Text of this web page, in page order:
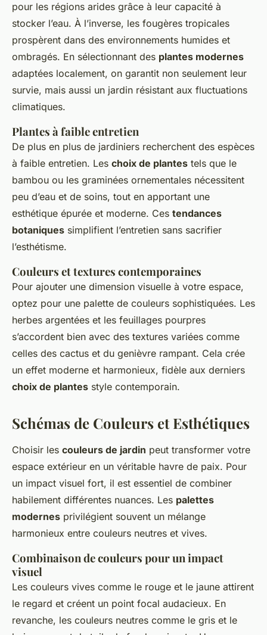
pour les régions arides grâce à leur capacité à
stocker l’eau. À l’inverse, les fougères tropicales
prospèrent dans des environnements humides et
ombragés. En sélectionnant des plantes modernes
adaptées localement, on garantit non seulement leur
survie, mais aussi un jardin résistant aux fluctuations
climatiques.
Plantes à faible entretien
De plus en plus de jardiniers recherchent des espèces
à faible entretien. Les choix de plantes tels que le
bambou ou les graminées ornementales nécessitent
peu d’eau et de soins, tout en apportant une
esthétique épurée et moderne. Ces tendances
botaniques simplifient l’entretien sans sacrifier
l’esthétisme.
Couleurs et textures contemporaines
Pour ajouter une dimension visuelle à votre espace,
optez pour une palette de couleurs sophistiquées. Les
herbes argentées et les feuillages pourpres
s’accordent bien avec des textures variées comme
celles des cactus et du genièvre rampant. Cela crée
un effet moderne et harmonieux, fidèle aux derniers
choix de plantes style contemporain.
Schémas de Couleurs et Esthétiques
Choisir les couleurs de jardin peut transformer votre
espace extérieur en un véritable havre de paix. Pour
un impact visuel fort, il est essentiel de combiner
habilement différentes nuances. Les palettes
modernes privilégient souvent un mélange
harmonieux entre couleurs neutres et vives.
Combinaison de couleurs pour un impact
visuel
Les couleurs vives comme le rouge et le jaune attirent
le regard et créent un point focal audacieux. En
revanche, les couleurs neutres comme le gris et le